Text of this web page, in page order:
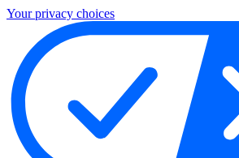
Your privacy choices